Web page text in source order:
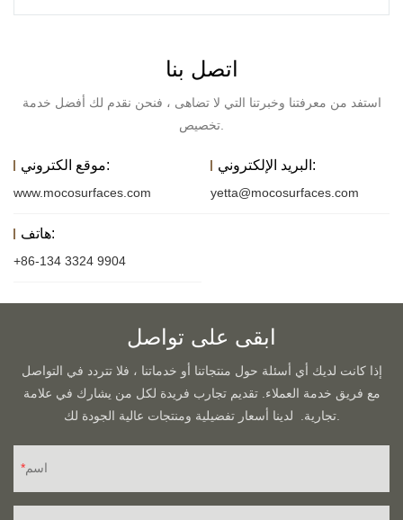
اتصل بنا
استفد من معرفتنا وخبرتنا التي لا تضاهى ، فنحن نقدم لك أفضل خدمة
تخصيص.
موقع الكتروني:
www.mocosurfaces.com
البريد الإلكتروني:
yetta@mocosurfaces.com
هاتف:
+86-134 3324 9904
ابقى على تواصل
إذا كانت لديك أي أسئلة حول منتجاتنا أو خدماتنا ، فلا تتردد في التواصل
مع فريق خدمة العملاء. تقديم تجارب فريدة لكل من يشارك في علامة
تجارية. لدينا أسعار تفضيلية ومنتجات عالية الجودة لك.
اسم